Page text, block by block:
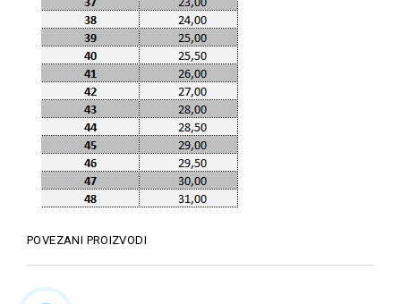
POVEZANI PROIZVODI